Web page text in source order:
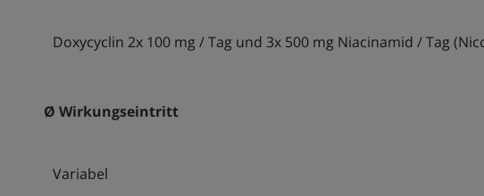
Doxycyclin 2x 100 mg / Tag und 3x 500 mg Niacinamid / Tag
Ø Wirkungseintritt
Variabel